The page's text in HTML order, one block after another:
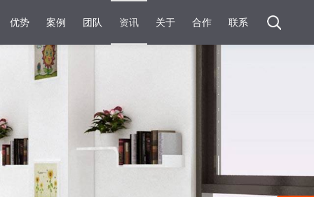
优势 案例 团队 资讯 关于 合作 联系